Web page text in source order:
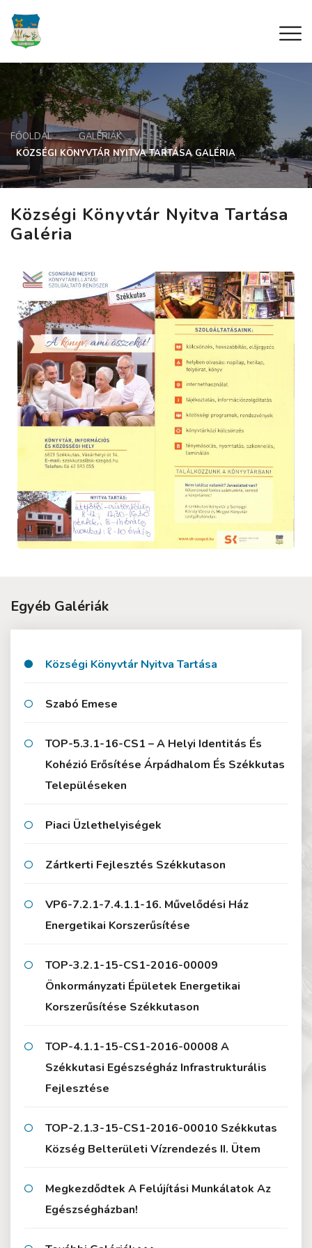
FŐOLDAL
GALÉRIÁK
KÖZSÉGI KÖNYVTÁR NYITVA TARTÁSA GALÉRIA
Községi Könyvtár Nyitva Tartása
Galéria
Egyéb Galériák
Községi Könyvtár Nyitva Tartása
Szabó Emese
TOP-5.3.1-16-CS1 – A Helyi Identitás És
Kohézió Erősítése Árpádhalom És Székkutas
Településeken
Piaci Üzlethelyiségek
Zártkerti Fejlesztés Székkutason
VP6-7.2.1-7.4.1.1-16. Művelődési Ház
Energetikai Korszerűsítése
TOP-3.2.1-15-CS1-2016-00009
Önkormányzati Épületek Energetikai
Korszerűsítése Székkutason
TOP-4.1.1-15-CS1-2016-00008 A
Székkutasi Egészségház Infrastrukturális
Fejlesztése
TOP-2.1.3-15-CS1-2016-00010 Székkutas
Község Belterületi Vízrendezés II. Ütem
Megkezdődtek A Felújítási Munkálatok Az
Egészségházban!